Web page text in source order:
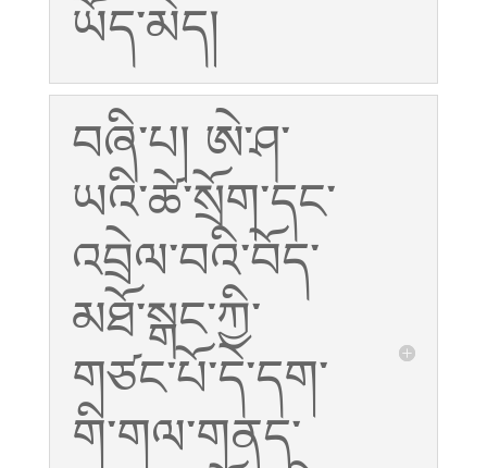
ཡོད་མེད།
བཞི་པ། ཨེ་ཤ་
ཡའི་ཚེ་སྲོག་དང་
འབྲེལ་བའི་བོད་
མཐོ་སྒང་ཀྱི་
གཙང་པོ་དེ་དག་
གི་གལ་གནད་